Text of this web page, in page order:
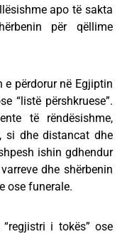
apo të sakta
për qëllime
e përdorur në Egjiptin
“listë përshkruese”.
të rëndësishme,
si dhe distancat dhe
ishin gdhendur
dhe shërbenin
ose funerale.
i tokës” ose